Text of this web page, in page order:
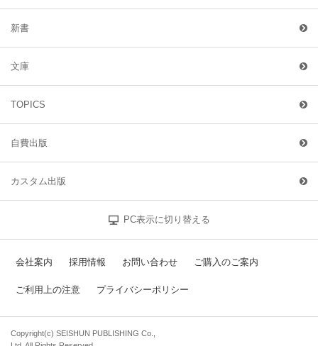
新書
文庫
TOPICS
自費出版
カスタム出版
PC表示に切り替える
会社案内 採用情報 お問い合わせ ご購入のご案内
ご利用上の注意 プライバシーポリシー
Copyright(c) SEISHUN PUBLISHING Co.,